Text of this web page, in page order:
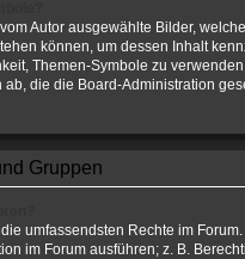
Autor ausgewählte Bilder,
können, um dessen Inhalt
Themen-Symbole zu
die die Board-Administration
Gruppen
umfassendsten Rechte im Forum.
im Forum ausführen; z. B.